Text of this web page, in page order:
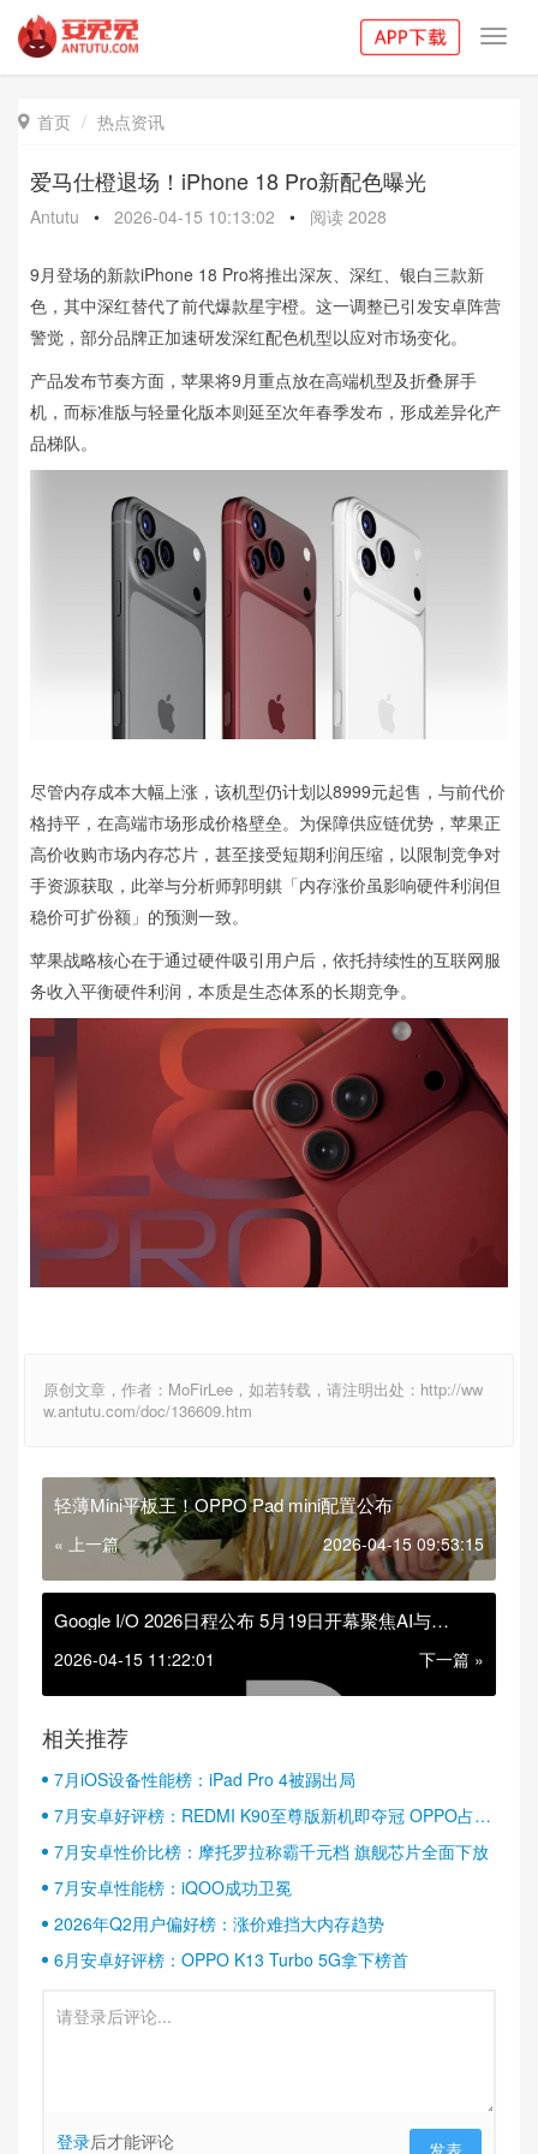
 首页 热点资讯
爱马仕橙退场！iPhone 18 Pro新配色曝光
Antutu • 2026-04-15 10:13:02 • 阅读 2028
9月登场的新款iPhone 18 Pro将推出深灰、深红、银白三款新
色，其中深红替代了前代爆款星宇橙。这一调整已引发安卓阵营
警觉，部分品牌正加速研发深红配色机型以应对市场变化。
产品发布节奏方面，苹果将9月重点放在高端机型及折叠屏手
机，而标准版与轻量化版本则延至次年春季发布，形成差异化产
品梯队。
尽管内存成本大幅上涨，该机型仍计划以8999元起售，与前代价
格持平，在高端市场形成价格壁垒。为保障供应链优势，苹果正
高价收购市场内存芯片，甚至接受短期利润压缩，以限制竞争对
手资源获取，此举与分析师郭明錤「内存涨价虽影响硬件利润但
稳价可扩份额」的预测一致。
苹果战略核心在于通过硬件吸引用户后，依托持续性的互联网服
务收入平衡硬件利润，本质是生态体系的长期竞争。
原创文章，作者：MoFirLee，如若转载，请注明出处：http://ww
w.antutu.com/doc/136609.htm
轻薄Mini平板王！OPPO Pad mini配置公布
« 上一篇 2026-04-15 09:53:15
Google I/O 2026日程公布 5月19日开幕聚焦AI与
Android 17
2026-04-15 11:22:01 下一篇 »
相关推荐
7月iOS设备性能榜：iPad Pro 4被踢出局
7月安卓好评榜：REDMI K90至尊版新机即夺冠 OPPO占据
半壁江山
7月安卓性价比榜：摩托罗拉称霸千元档 旗舰芯片全面下放
7月安卓性能榜：iQOO成功卫冕
2026年Q2用户偏好榜：涨价难挡大内存趋势
6月安卓好评榜：OPPO K13 Turbo 5G拿下榜首
登录后才能评论 发表